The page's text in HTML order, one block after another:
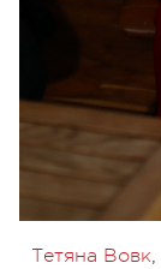
Тетяна Вовк